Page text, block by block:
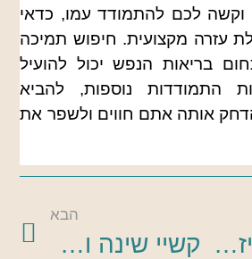
וקשה לכם להתמודד עמו, כדאי
עזרה מקצועית. חיפוש תמיכה
בריאות הנפש יכול להועיל
התמודדות נוספות, להביא
אותה אתם חווים ולשפר את
קטסטרופיזציה של כאב – מה זה?
הבא
קשיי שינה וכאב – מה הקשר?